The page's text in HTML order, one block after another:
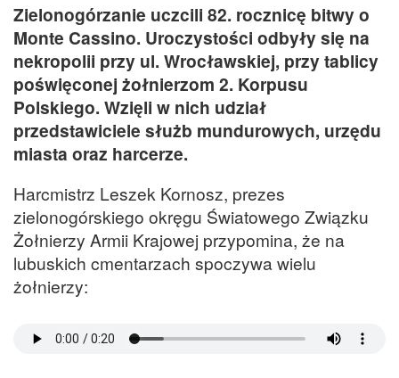
Zielonogórzanie uczcili 82. rocznicę bitwy o
Monte Cassino. Uroczystości odbyły się na
nekropolii przy ul. Wrocławskiej, przy tablicy
poświęconej żołnierzom 2. Korpusu
Polskiego. Wzięli w nich udział
przedstawiciele służb mundurowych, urzędu
miasta oraz harcerze.
Harcmistrz Leszek Kornosz, prezes
zielonogórskiego okręgu Światowego Związku
Żołnierzy Armii Krajowej przypomina, że na
lubuskich cmentarzach spoczywa wielu
żołnierzy: